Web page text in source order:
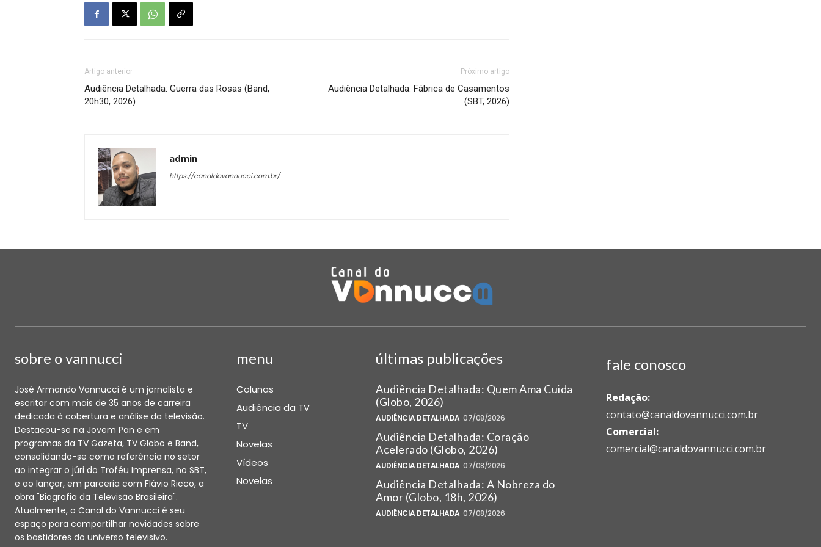
Artigo anterior
Audiência Detalhada: Guerra das Rosas (Band,
20h30, 2026)
Próximo artigo
Audiência Detalhada: Fábrica de Casamentos
(SBT, 2026)
admin
https://canaldovannucci.com.br/
sobre o vannucci
José Armando Vannucci é um jornalista e
escritor com mais de 35 anos de carreira
dedicada à cobertura e análise da televisão.
Destacou-se na Jovem Pan e em
programas da TV Gazeta, TV Globo e Band,
consolidando-se como referência no setor
ao integrar o júri do Troféu Imprensa, no SBT,
e ao lançar, em parceria com Flávio Ricco, a
obra "Biografia da Televisão Brasileira".
Atualmente, o Canal do Vannucci é seu
espaço para compartilhar novidades sobre
os bastidores do universo televisivo.
menu
Colunas
Audiência da TV
TV
Novelas
Vídeos
Novelas
últimas publicações
Audiência Detalhada: Quem Ama Cuida
(Globo, 2026)
AUDIÊNCIA DETALHADA 07/08/2026
Audiência Detalhada: Coração
Acelerado (Globo, 2026)
AUDIÊNCIA DETALHADA 07/08/2026
Audiência Detalhada: A Nobreza do
Amor (Globo, 18h, 2026)
AUDIÊNCIA DETALHADA 07/08/2026
fale conosco
Redação:
contato@canaldovannucci.com.br
Comercial:
comercial@canaldovannucci.com.br